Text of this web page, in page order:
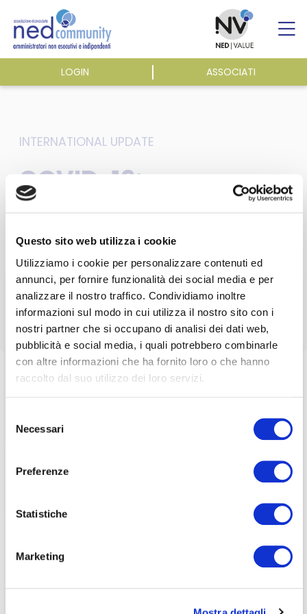
Questo sito web utilizza i cookie
Utilizziamo i cookie per personalizzare contenuti ed
annunci, per fornire funzionalità dei social media e per
analizzare il nostro traffico. Condividiamo inoltre
informazioni sul modo in cui utilizza il nostro sito con i
nostri partner che si occupano di analisi dei dati web,
pubblicità e social media, i quali potrebbero combinarle
con altre informazioni che ha fornito loro o che hanno
raccolto dal suo utilizzo dei loro servizi.
delNecessari
Preferenze
Statistiche
Marketing
content
LOGIN ASSOCIATI
ASSOCIAZIONE
ATTIVITÀ
EVENTI E NEWS
PUBBLICAZIONI
ACCEDI A NEDCOMMUNITY
Password dimenticata?
fare cliccando qui.
INTERNATIONAL UPDATE
COVID-19:
Accountancy Europe
/ Practical steps to
protect SMEs – ecoDa
EU Alert
Home /Eventi e news/ecoDa e International update/
COVID-19: Accountancy Europe / Practical steps to
Questa sezione è riservata agli
associati
per visualizzare il contenuto è necessario
effettuare il login inserendo email e password qui
di seguito: